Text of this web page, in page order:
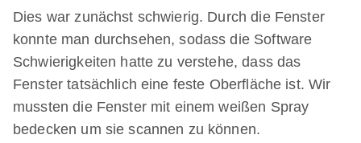
Dies war zunächst schwierig. Durch die Fenster
konnte man durchsehen, sodass die Software
Schwierigkeiten hatte zu verstehe, dass das
Fenster tatsächlich eine feste Oberfläche ist. Wir
mussten die Fenster mit einem weißen Spray
bedecken um sie scannen zu können.